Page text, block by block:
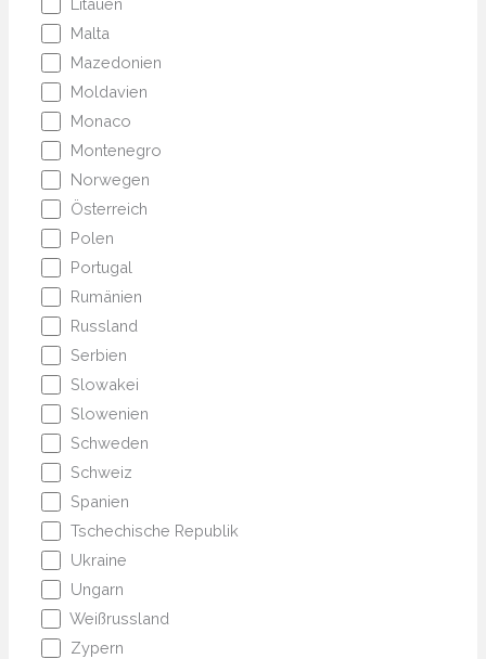
Litauen
Malta
Mazedonien
Moldavien
Monaco
Montenegro
Norwegen
Österreich
Polen
Portugal
Rumänien
Russland
Serbien
Slowakei
Slowenien
Schweden
Schweiz
Spanien
Tschechische Republik
Ukraine
Ungarn
Weißrussland
Zypern